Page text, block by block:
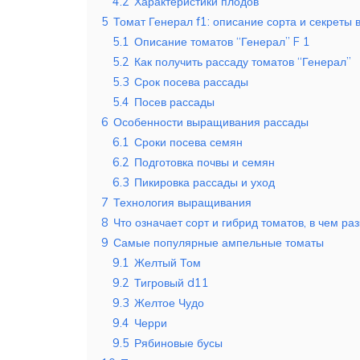
5 Томат Генерал f1: описание сорта и секреты
5.1 Описание томатов “Генерал” F 1
5.2 Как получить рассаду томатов “Генерал”
5.3 Срок посева рассады
5.4 Посев рассады
6 Особенности выращивания рассады
6.1 Сроки посева семян
6.2 Подготовка почвы и семян
6.3 Пикировка рассады и уход
7 Технология выращивания
8 Что означает сорт и гибрид томатов, в чем
9 Самые популярные ампельные томаты
9.1 Желтый Том
9.2 Тигровый d11
9.3 Желтое Чудо
9.4 Черри
9.5 Рябиновые бусы